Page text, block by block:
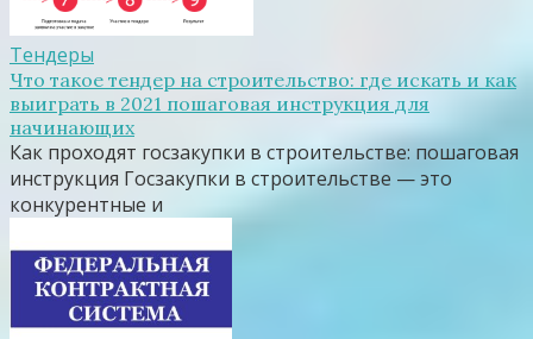
Тендеры
Что такое тендер на строительство: где искать и как
выиграть в 2021 пошаговая инструкция для
начинающих
Как проходят госзакупки в строительстве: пошаговая
инструкция Госзакупки в строительстве — это
конкурентные и